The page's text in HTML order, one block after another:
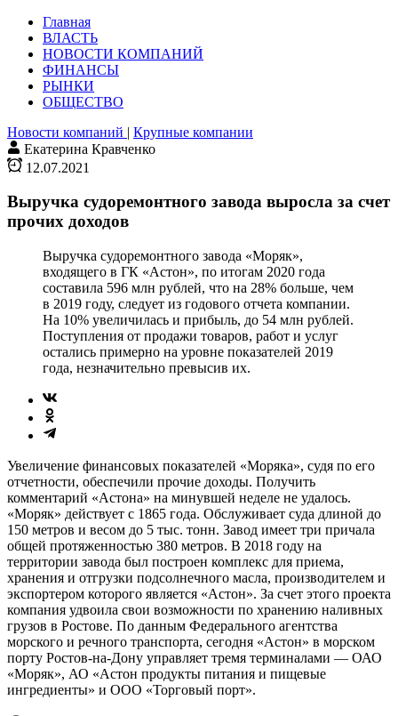
Главная
ВЛАСТЬ
НОВОСТИ КОМПАНИЙ
ФИНАНСЫ
РЫНКИ
ОБЩЕСТВО
Новости компаний | Крупные компании
Екатерина Кравченко
12.07.2021
Выручка судоремонтного завода выросла за счет
прочих доходов
Выручка судоремонтного завода «Моряк»,
входящего в ГК «Астон», по итогам 2020 года
составила 596 млн рублей, что на 28% больше, чем
в 2019 году, следует из годового отчета компании.
На 10% увеличилась и прибыль, до 54 млн рублей.
Поступления от продажи товаров, работ и услуг
остались примерно на уровне показателей 2019
года, незначительно превысив их.
Увеличение финансовых показателей «Моряка», судя по его
отчетности, обеспечили прочие доходы. Получить
комментарий «Астона» на минувшей неделе не удалось.
«Моряк» действует с 1865 года. Обслуживает суда длиной до
150 метров и весом до 5 тыс. тонн. Завод имеет три причала
общей протяженностью 380 метров. В 2018 году на
территории завода был построен комплекс для приема,
хранения и отгрузки подсолнечного масла, производителем и
экспортером которого является «Астон». За счет этого проекта
компания удвоила свои возможности по хранению наливных
грузов в Ростове. По данным Федерального агентства
морского и речного транспорта, сегодня «Астон» в морском
порту Ростов-на-Дону управляет тремя терминалами — ОАО
«Моряк», АО «Астон продукты питания и пищевые
ингредиенты» и ООО «Торговый порт».